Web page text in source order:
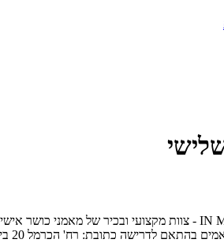
גני תקווה / הנשיא 57 קרית אונו - (כיכר דרכטן) / פתח תקווה העצמאות טלפון:054-3333403 אימייל: